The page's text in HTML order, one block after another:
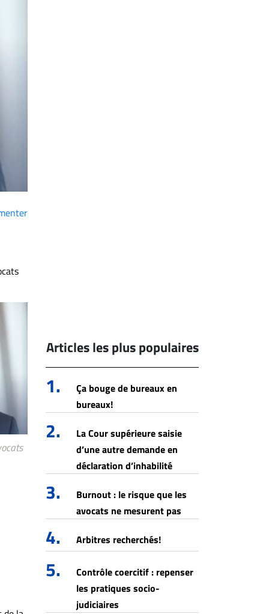
Articles les plus populaires
1.
Ça bouge de bureaux en
bureaux!
2.
La Cour supérieure saisie
d’une autre demande en
déclaration d’inhabilité
3.
Burnout : le risque que les
avocats ne mesurent pas
4. Arbitres recherchés!
5.
Contrôle coercitif : repenser
les pratiques socio-
judiciaires